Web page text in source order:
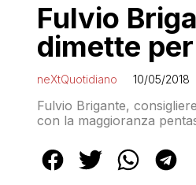
Fulvio
dimette
neXtQuotidiano 10/05/2018
Fulvio Brigante,
con la maggioranza
deciso di bocciare la